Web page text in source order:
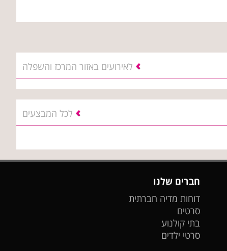
לאירועים באזור המרכז והשפלה
לכל המבצעים
חברים שלנו
דוחות מדיה חברתית
סרטים
בתי קולנוע
סרטי ילדים